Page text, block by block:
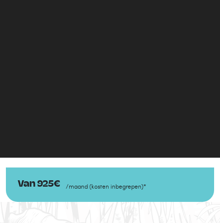
Van 925€ /maand(kosten inbegrepen)*